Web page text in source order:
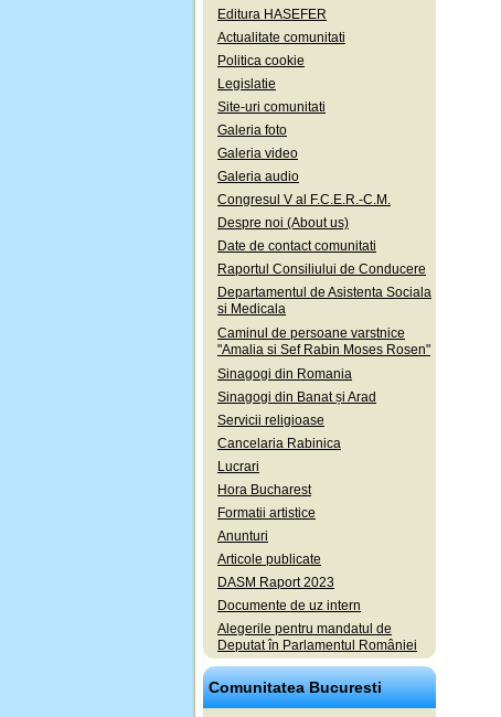
Editura HASEFER
Actualitate comunitati
Politica cookie
Legislatie
Site-uri comunitati
Galeria foto
Galeria video
Galeria audio
Congresul V al F.C.E.R.-C.M.
Despre noi (About us)
Date de contact comunitati
Raportul Consiliului de Conducere
Departamentul de Asistenta Sociala
si Medicala
Caminul de persoane varstnice
"Amalia si Sef Rabin Moses Rosen"
Sinagogi din Romania
Sinagogi din Banat și Arad
Servicii religioase
Cancelaria Rabinica
Lucrari
Hora Bucharest
Formatii artistice
Anunturi
Articole publicate
DASM Raport 2023
Documente de uz intern
Alegerile pentru mandatul de
Deputat în Parlamentul României
Comunitatea Bucuresti